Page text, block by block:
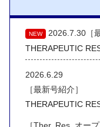
NEW 2026.7.30［
THERAPEUTIC
2026.6.29
［最新号紹介］
THERAPEUTIC